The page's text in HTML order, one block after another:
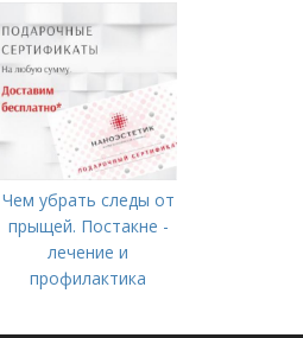
Чем убрать следы от
прыщей. Постакне -
лечение и
профилактика